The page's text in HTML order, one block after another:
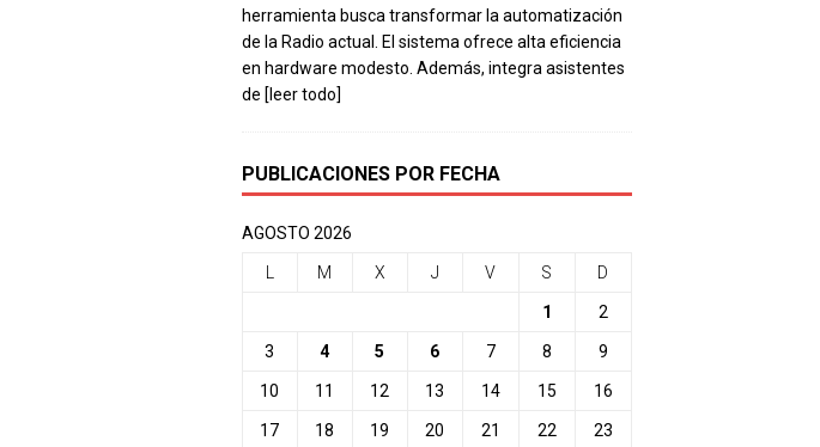
herramienta busca transformar la automatización
de la Radio actual. El sistema ofrece alta eficiencia
en hardware modesto. Además, integra asistentes
de [leer todo]
PUBLICACIONES POR FECHA
AGOSTO 2026
L M X J V S D
1 2
3 4 5 6 7 8 9
10 11 12 13 14 15 16
17 18 19 20 21 22 23